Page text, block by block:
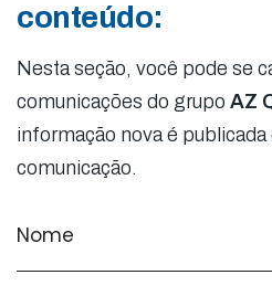
conteúdo:
Nesta seção, você pode se
comunicações do grupo AZ
informação nova é
comunicação.